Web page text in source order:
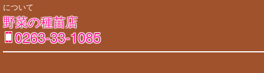
について
野菜の種苗店
0263-33-1085